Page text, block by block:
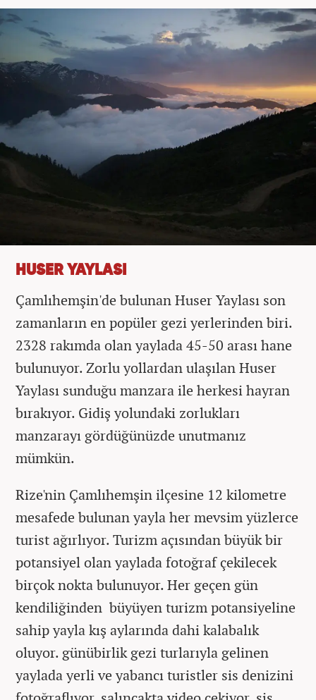
HUSER YAYLASI
Çamlıhemşin'de bulunan Huser Yaylası son
zamanların en popüler gezi yerlerinden biri.
2328 rakımda olan yaylada 45-50 arası hane
bulunuyor. Zorlu yollardan ulaşılan Huser
Yaylası sunduğu manzara ile herkesi hayran
bırakıyor. Gidiş yolundaki zorlukları
manzarayı gördüğünüzde unutmanız
mümkün.
Rize'nin Çamlıhemşin ilçesine 12 kilometre
mesafede bulunan yayla her mevsim yüzlerce
turist ağırlıyor. Turizm açısından büyük bir
potansiyel olan yaylada fotoğraf çekilecek
birçok nokta bulunuyor. Her geçen gün
kendiliğinden büyüyen turizm potansiyeline
sahip yayla kış aylarında dahi kalabalık
oluyor. günübirlik gezi turlarıyla gelinen
yaylada yerli ve yabancı turistler sis denizini